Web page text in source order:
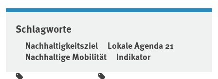
Schlagworte
Nachhaltigkeitsziel
Lokale Agenda 21
Nachhaltige Mobilität
Indikator